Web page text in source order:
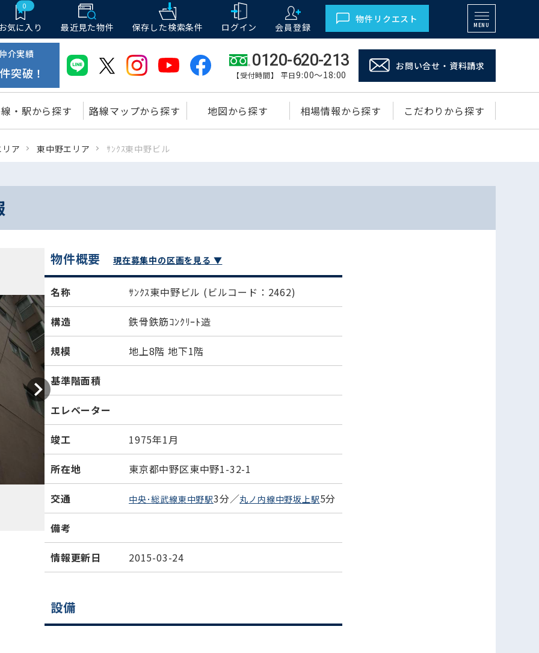
0
気に入り 最近見た物件 保存した検索条件 ログイン 会員登録
物件リクエスト
MENU
介実績
件突破！
0120-620-213
【受付時間】 平日9:00～18:00
お問い合せ・資料請求
・駅から探す 路線マップから探す 地図から探す 相場情報から探す こだわりから探す
ア 東中野エリア ｻﾝｸｽ東中野ビル
物件概要 現在募集中の区画を見る ▼
名称 ｻﾝｸｽ東中野ビル (ビルコード：2462)
構造 鉄骨鉄筋ｺﾝｸﾘｰﾄ造
規模 地上8階 地下1階
基準階面積
エレベーター
竣工 1975年1月
所在地 東京都中野区東中野1-32-1
交通 中央･総武線東中野駅3分／丸ノ内線中野坂上駅5分
備考
情報更新日 2015-03-24
設備